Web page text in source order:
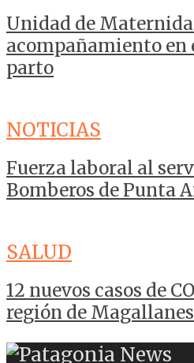
Unidad de
acompañamiento en
parto
NOTICIAS
Fuerza laboral al
Bomberos de Punta
SALUD
12 nuevos casos de
región de